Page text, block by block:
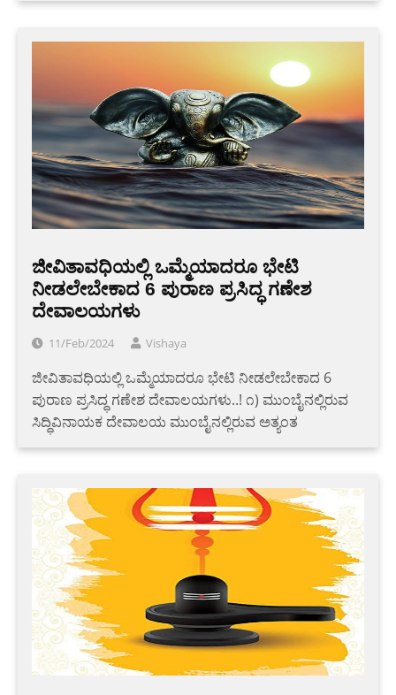
ಜೀವಿತಾವಧಿಯಲ್ಲಿ ಒಮ್ಮೆಯಾದರೂ ಭೇಟಿ
ನೀಡಲೇಬೇಕಾದ 6 ಪುರಾಣ ಪ್ರಸಿದ್ಧ ಗಣೇಶ
ದೇವಾಲಯಗಳು
11/Feb/2024 Vishaya
ಜೀವಿತಾವಧಿಯಲ್ಲಿ ಒಮ್ಮೆಯಾದರೂ ಭೇಟಿ ನೀಡಲೇಬೇಕಾದ 6
ಪುರಾಣ ಪ್ರಸಿದ್ಧ ಗಣೇಶ ದೇವಾಲಯಗಳು..! ೧) ಮುಂಬೈನಲ್ಲಿರುವ
ಸಿದ್ಧಿವಿನಾಯಕ ದೇವಾಲಯ ಮುಂಬೈನಲ್ಲಿರುವ ಅತ್ಯಂತ